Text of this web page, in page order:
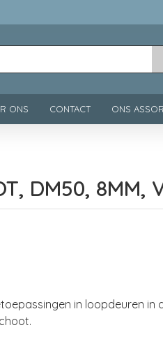
ONS CONTACT ONS
DM50, 8MM,
in loopdeuren